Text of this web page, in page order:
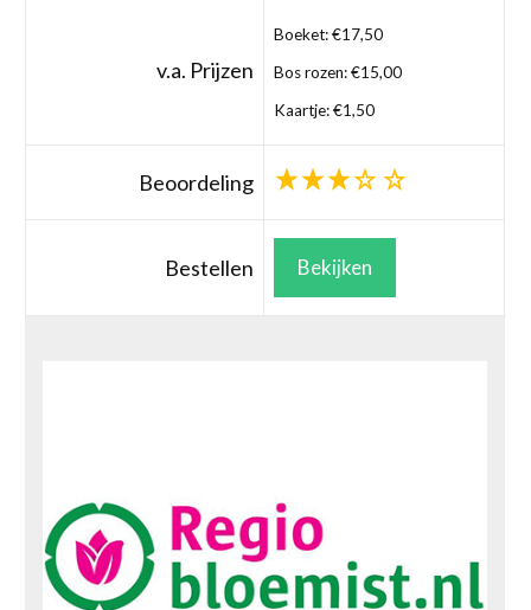
v.a. Prijzen
Boeket: €17,50
Bos rozen: €15,00
Kaartje: €1,50
Beoordeling
Bestellen Bekijken